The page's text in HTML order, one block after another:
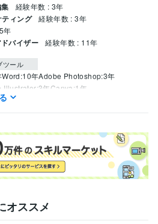
経験年数 : 3年
ィング 経験年数 : 3年
年
バイザー 経験年数 : 11年
ツール
Word:10年Adobe Photoshop:3年
Illustrator:3年Canva:1年
年
オススメ